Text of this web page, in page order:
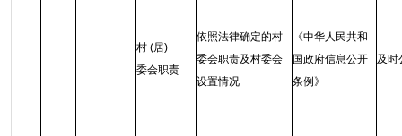
村 (居)
委会职责
依照法律确定的村
委会职责及村委会
设置情况
《中华人民共和
国政府信息公开
条例 》
及时